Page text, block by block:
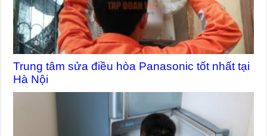
Trung tâm sửa điều hòa Panasonic tốt nhất tại
Hà Nội